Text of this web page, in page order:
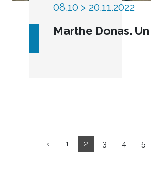
08.10 > 20.11.2022
Marthe Donas.
‹ 1 2 3 4 5